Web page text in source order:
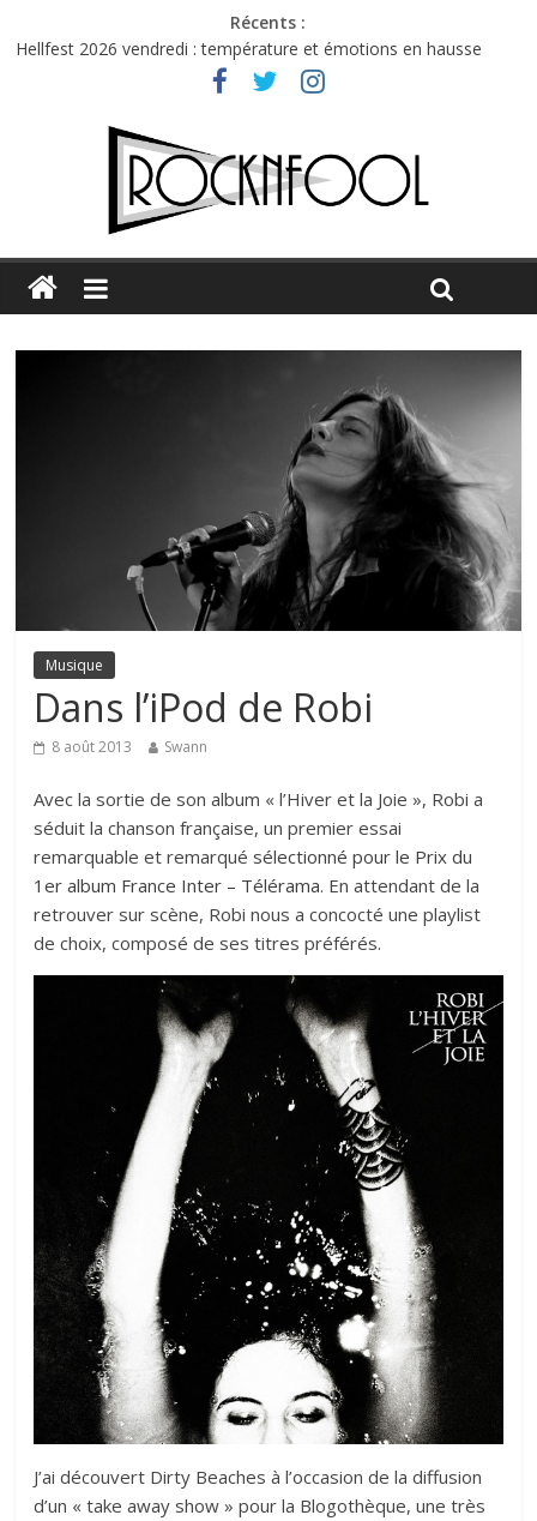
Récents :
Hellfest 2026 vendredi : température et émotions en hausse
Hellfest 2026 jeudi : impossible de choisir entre chaleur et bonne
Première édition du Midgard Festival : entre bière, métal et
Charlie Puth à l’Olympia : la leçon de pop du Professeur Puth
Jon Spencer & the HITmakers : coup de chaud au café Atlantik
Musique
Dans l’iPod de Robi
8 août 2013 Swann
Avec la sortie de son album « l’Hiver et la Joie », Robi a
séduit la chanson française, un premier essai
remarquable et remarquésélectionné pour le Prix du
1er album France Inter – Télérama. En attendant de la
retrouver sur scène, Robi nous a concocté une playlist
de choix, composé de ses titres préférés.
J’ai découvert Dirty Beaches à l’occasion de la diffusion
d’un « take away show » pour la Blogothèque, une très